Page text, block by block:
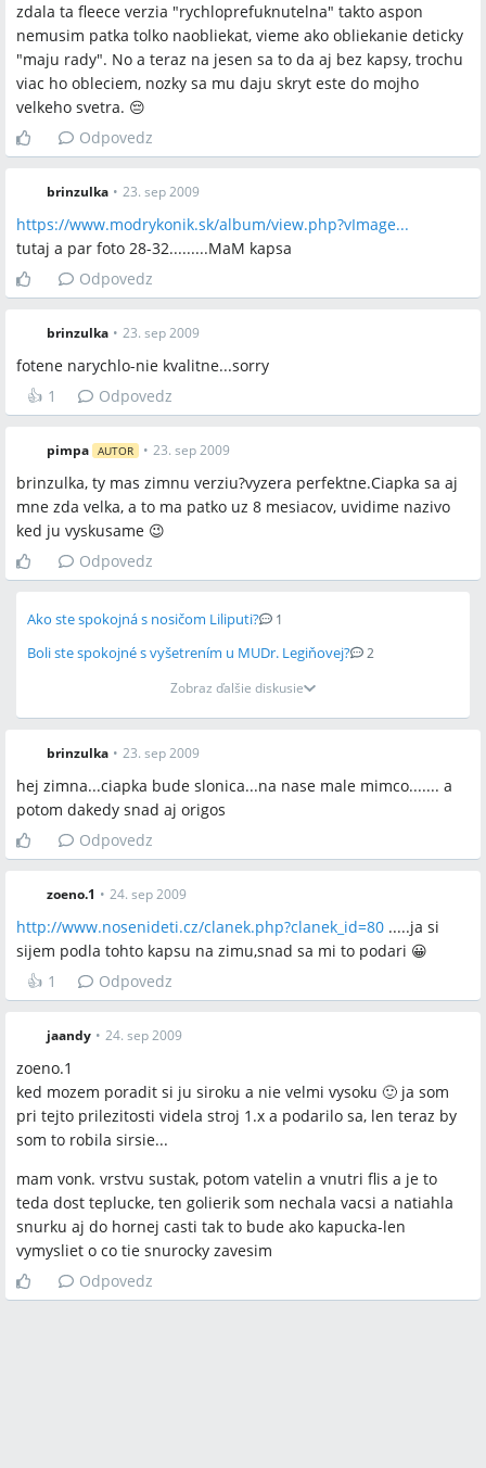
Deluxe verzia: niektoré zdroje a používatelia tvrdili, že
Deluxe obsahuje dve vrstvy flísu, iní popisovali Deluxe ako
kombináciu jednej flísovej strany a druhej nepromokavej
strany; oba popisy boli v diskusii prezentované.
Kapucňa pripojená ku kapsi: časť rodičov ju používa a
považuje za praktickú, iní ju neodporúčajú, lebo dieťa pri nej
Otvorené otázky
MaM kapsy spoľahlivo vhodná pri nosení bez dodatočných
kombinéz?
Aké presné rozmery (šírka/dĺžka) má originálna Deluxe
verzia v jednotlivých ročníkoch výroby (pre určenie
Spomenuté značky a firmy
MaM, Manduca, ManyMonths, Liliputi, Vaude, Hanibal.cz,
Nosenideti.cz, Modrykonik.sk, Moira, Next, Nike
Spomenuté produkty a metódy
podľa Nosenideti.cz, vsadka do bundy so zipsom, šatka
(nosenie na šatke), ergonomické nosítko (Manduca), merino
spodné prádlo (tričko/tielko/body) od Bundles/Moira, termo
prádlo, fusak, fleecová deka, babylegs, dupáčky,
pančuchy/pancuchy, ManyMonths vlnené topánky, Liliputi A,
čiapka s uškami, odnímateľná kapuca, návleky na topánky
Miesta a osoby
Bratislava, Vysoké Tatry, Štrbské Pleso
zdala ta fleece verzia "rychloprefuknutelna" takto aspon
nemusim patka tolko naobliekat, vieme ako obliekanie deticky
"maju rady". No a teraz na jesen sa to da aj bez kapsy, trochu
viac ho obleciem, nozky sa mu daju skryt este do mojho
velkeho svetra. 😔
Odpovedz
brinzulka • 23. sep 2009
https://www.modrykonik.sk/album/view.php?vImage...
tutaj a par foto 28-32.........MaM kapsa
Odpovedz
brinzulka • 23. sep 2009
fotene narychlo-nie kvalitne...sorry
👍 1 Odpovedz
pimpa AUTOR • 23. sep 2009
brinzulka, ty mas zimnu verziu?vyzera perfektne.Ciapka sa aj
mne zda velka, a to ma patko uz 8 mesiacov, uvidime nazivo
ked ju vyskusame 😉
Odpovedz
Ako ste spokojná s nosičom Liliputi? 1
Boli ste spokojné s vyšetrením u MUDr. Legiňovej?
2
Zobraz ďalšie diskusie
brinzulka • 23. sep 2009
hej zimna...ciapka bude slonica...na nase male mimco....... a
potom dakedy snad aj origos
Odpovedz
zoeno.1 • 24. sep 2009
http://www.nosenideti.cz/clanek.php?clanek_id=80 .....ja si
sijem podla tohto kapsu na zimu,snad sa mi to podari 😀
👍 1 Odpovedz
jaandy • 24. sep 2009
zoeno.1
ked mozem poradit si ju siroku a nie velmi vysoku 🙂 ja som
pri tejto prilezitosti videla stroj 1.x a podarilo sa, len teraz by
som to robila sirsie...
mam vonk. vrstvu sustak, potom vatelin a vnutri flis a je to
teda dost teplucke, ten golierik som nechala vacsi a natiahla
snurku aj do hornej casti tak to bude ako kapucka-len
vymysliet o co tie snurocky zavesim
Odpovedz